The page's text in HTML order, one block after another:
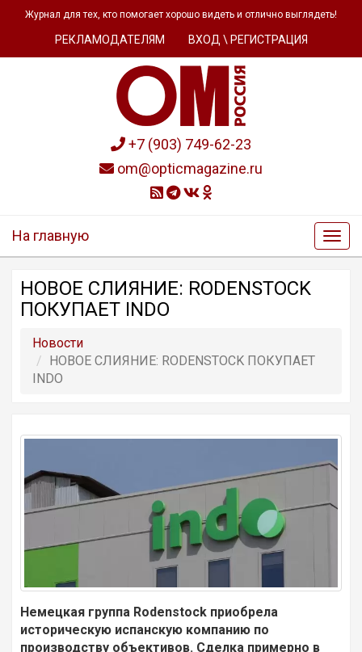
Журнал для тех, кто помогает хорошо видеть и отлично выглядеть!
РЕКЛАМОДАТЕЛЯМ ВХОД \ РЕГИСТРАЦИЯ
+7 (903) 749-62-23
om@opticmagazine.ru
На главную
НОВОЕ СЛИЯНИЕ: RODENSTOCK
ПОКУПАЕТ INDO
Новости
НОВОЕ СЛИЯНИЕ: RODENSTOCK ПОКУПАЕТ
INDO
Немецкая группа Rodenstock приобрела
историческую испанскую компанию по
производству объективов. Сделка примерно в